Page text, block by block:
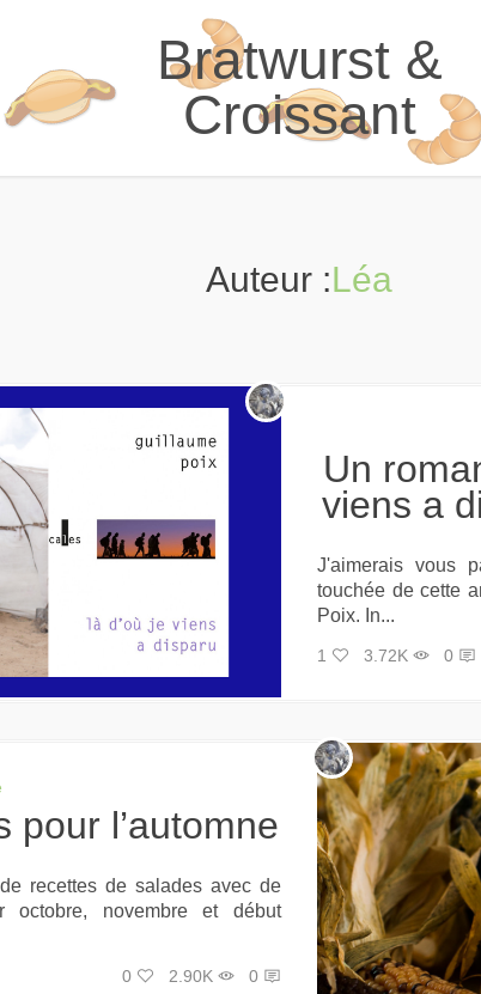
Bratwurst &
Croissant
Auteur :Léa
Un roman sur les exils : « Là d’où je
viens a
J'aimerais vous
touchée de cette
Poix. In...
1 3.72K 0
pour l’automne
recettes de salades avec de
octobre, novembre et début
0 2.90K 0